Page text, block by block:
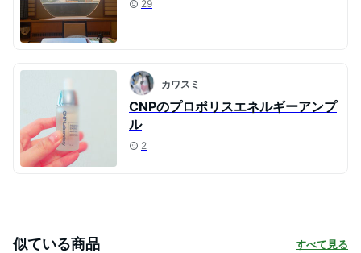
29
カワスミ
CNPのプロポリスエネルギーアンプ
ル
2
似ている商品 すべて見る